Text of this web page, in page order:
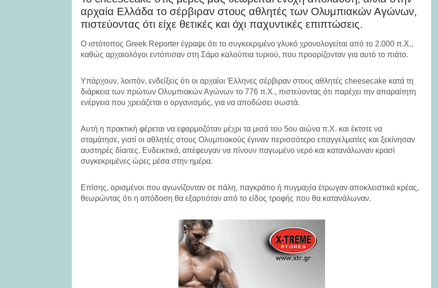
αρχαία Ελλάδα το σέρβιραν στους αθλητές των Ολυμπιακών Αγώνων,
πιστεύοντας ότι είχε θετικές και όχι παχυντικές επιπτώσεις.
Ο ιστότοπος Greek Reporter έγραψε ότι το συγκεκριμένο γλυκό χρονολογείται από το 2.000 π.Χ.,
καθώς αρχαιολόγοι εντόπισαν στη Σάμο καλούπια τυριού, που προορίζονταν για αυτό το πιάτο.
Υπάρχουν, λοιπόν, ενδείξεις ότι οι αρχαίοι Έλληνες σέρβιραν στους αθλητές cheesecake κατά τη
διάρκεια των πρώτων Ολυμπιακών Αγώνων το 776 π.Χ., πιστεύοντας ότι παρέχει την απαραίτητη
ενέργεια που χρειάζεται ο οργανισμός, για να αποδώσει σωστά.
Αυτή η πρακτική φέρεται να εφαρμοζόταν μέχρι τα μισά του 5ου αιώνα π.Χ. και έκτοτε να
σταμάτησε, γιατί οι αθλητές στους Ολυμπιακούς έγιναν περισσότερο επαγγελματίες και ξεκίνησαν
αυστηρές δίαιτες. Ενδεικτικά, απέφευγαν να πίνουν παγωμένο νερό και κατανάλωναν κρασί
συγκεκριμένες ώρες μέσα στην ημέρα.
Επίσης, ορισμένοι που αγωνίζονταν σε πάλη, παγκράτιο ή πυγμαχία έτρωγαν αποκλειστικά κρέας,
θεωρώντας ότι η απόδοση θα εξαρτιόταν από το είδος τροφής που θα κατανάλωναν.